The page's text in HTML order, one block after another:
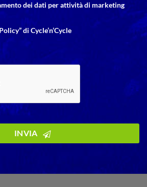
dei dati per attività di marketing
di Cycle’n’Cycle
INVIA